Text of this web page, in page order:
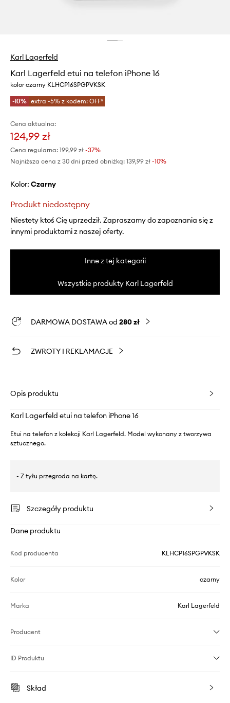
Karl Lagerfeld
Karl Lagerfeld etui na telefon iPhone 16
kolor czarny KLHCP16SPGPVKSK
-10% extra -5% z kodem: OFF*
Cena aktualna:
124,99 zł
Cena regularna: 199,99 zł -37%
Najniższa cena z 30 dni przed obniżką: 139,99 zł -10%
Kolor: czarny
Produkt niedostępny
Niestety ktoś Cię uprzedził. Zapraszamy do zapoznania się z
innymi produktami z naszej oferty.
Inne z tej kategorii
Wszystkie produkty Karl Lagerfeld
DARMOWA DOSTAWA od 280 zł
ZWROTY I REKLAMACJE
Opis produktu
Karl Lagerfeld etui na telefon iPhone 16
Etui na telefon z kolekcji Karl Lagerfeld. Model wykonany z tworzywa
sztucznego.
- Z tyłu przegroda na kartę.
Szczegóły produktu
Dane produktu
Kod producenta KLHCP16SPGPVKSK
Kolor czarny
Marka Karl Lagerfeld
Producent
ID Produktu
Skład